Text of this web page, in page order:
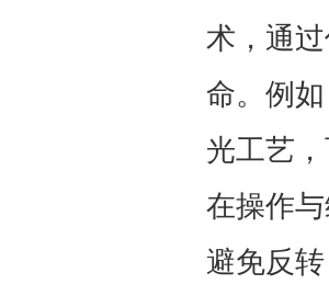
术，通
命。例
光工艺
在操作
避免反